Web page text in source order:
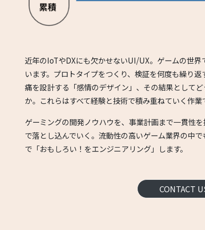
近年のIoTやDXにも欠かせないUI/UX。ゲームの世
います。プロトタイプをつくり、検証を何度も繰り
痛を設計する「感情のデザイン」、その結果として
か。これらはすべて経験と技術で積み重ねていく作業
ゲーミングの開発ノウハウを、事業計画まで一貫性
で落とし込んでいく。流動性の高いゲーム業界の中
で「おもしろい！をエンジニアリング」します。
CONTACT